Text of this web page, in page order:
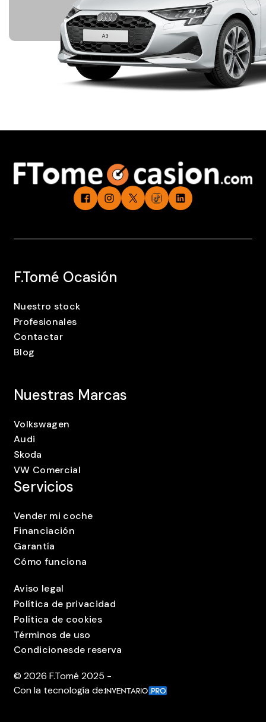
F.Tomé Ocasión
Nuestro stock
Profesionales
Contactar
Blog
Nuestras Marcas
Volkswagen
Audi
Skoda
VW Comercial
Servicios
Vender mi coche
Financiación
Garantía
Cómo funciona
Aviso legal
Política de privacidad
Política de cookies
Términos de uso
Condicionesde reserva
© 2026 F.Tomé 2025 -
Con la tecnología de: